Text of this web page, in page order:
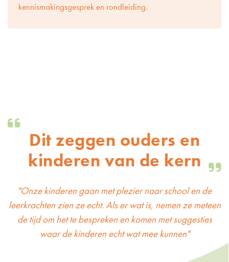
kennismakingsgesprek en rondleiding.
Dit zeggen ouders en
kinderen van de kern
"Onze kinderen gaan met plezier naar school en de
leerkrachten zien ze echt. Als er wat is, nemen ze meteen
de tijd om het te bespreken en komen met suggesties
waar de kinderen echt wat mee kunnen"